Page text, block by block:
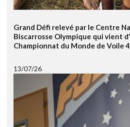
Grand Défi relevé par le Centre
Biscarrosse Olympique qui vient
Championnat du Monde de Voile
13/07/26